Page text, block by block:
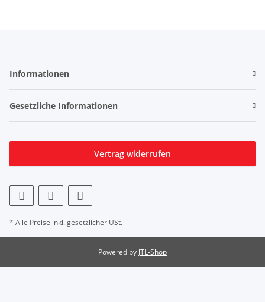
Informationen
Gesetzliche Informationen
Vertrag widerrufen
* Alle Preise inkl. gesetzlicher USt.
Powered by JTL-Shop